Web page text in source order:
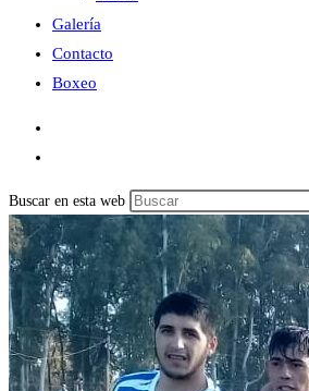
Galería
Contacto
Boxeo
Buscar en esta web